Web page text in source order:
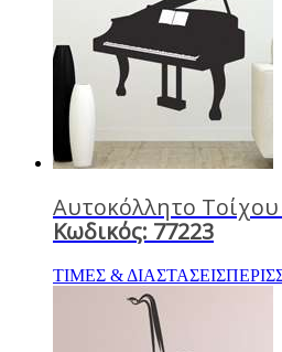
Αυτοκόλλητο
Κωδικός: 77223
ΤΙΜΕΣ & ΔΙΑΣΤΑΣΕΙΣ